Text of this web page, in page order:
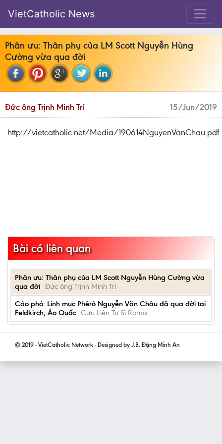
VietCatholic News
Phân ưu: Thân phụ của LM Scott Nguyễn Hùng
Cường vừa qua đời
Đức ông Trịnh Minh Trí 15/Jun/2019
http://vietcatholic.net/Media/190614NguyenVanChau.pdf
Bài có liên quan
Phân ưu: Thân phụ của LM Scott Nguyễn Hùng Cường vừa
qua đời Đức ông Trịnh Minh Trí
Cáo phó: Linh mục Phêrô Nguyễn Văn Châu đã qua đời tại
Feldkirch, Áo Quốc Cựu Liên Tu Sĩ Roma
© 2019 - VietCatholic Network - Designed by J.B. Đặng Minh An